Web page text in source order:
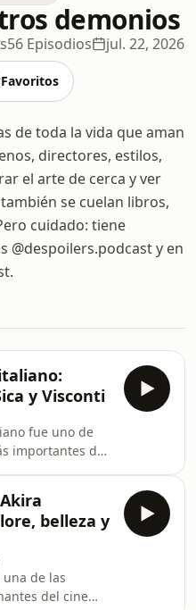
demonios
56 Episodios jul. 22, 2026
Favoritos
de toda la vida que aman
directores, estilos,
el arte de cerca y ver
se cuelan libros,
cuidado: tiene
@despoilers.podcast y en
y Visconti
fue uno de
importantes de
la forma
la pantalla.En
el
tres películas
Roma,
Rossellini,
belleza y
una de las
del cine